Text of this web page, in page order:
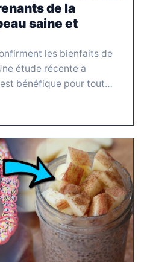
de la
saine et
les bienfaits de
étude récente a
bénéfique pour tout…